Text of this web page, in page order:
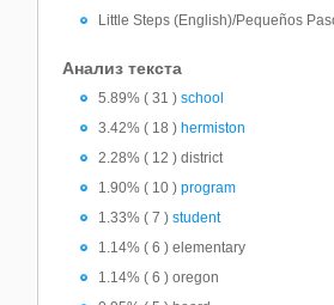
Little Steps (English)/Pequeños
Анализ текста
5.89% ( 31 ) school
3.42% ( 18 ) hermiston
2.28% ( 12 ) district
1.90% ( 10 ) program
1.33% ( 7 ) student
1.14% ( 6 ) elementary
1.14% ( 6 ) oregon